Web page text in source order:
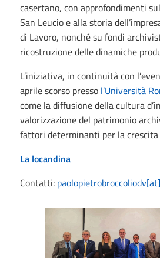
casertano, con approfondimenti
San Leucio e alla storia
di Lavoro, nonché su fondi
ricostruzione delle dinamiche
L’iniziativa, in continuità con
aprile scorso presso l’Università
come la diffusione della cultura
valorizzazione del patrimonio
fattori determinanti per la crescita
La locandina
Contatti: